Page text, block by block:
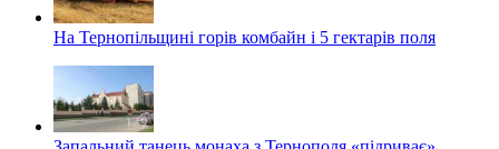
На Тернопільщині горів комбайн і 5 гектарів поля